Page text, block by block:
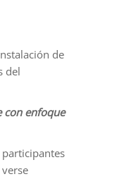
de
del
con enfoque